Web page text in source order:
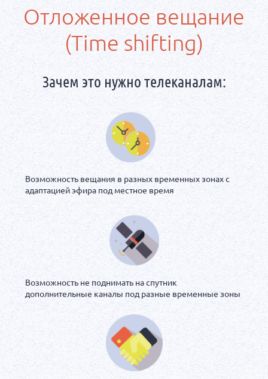
Отложенное вещание
(Time shifting)
Зачем это нужно телеканалам:
Возможность вещания в разных временных зонах с
адаптацией эфира под местное время
Возможность не поднимать на спутник
дополнительные каналы под разные временные зоны